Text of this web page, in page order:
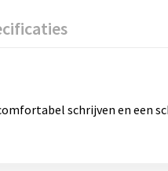
schrijven en een